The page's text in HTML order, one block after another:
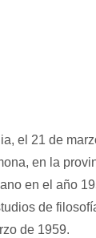
el 21 de
en la
en el año
de
de 1959.